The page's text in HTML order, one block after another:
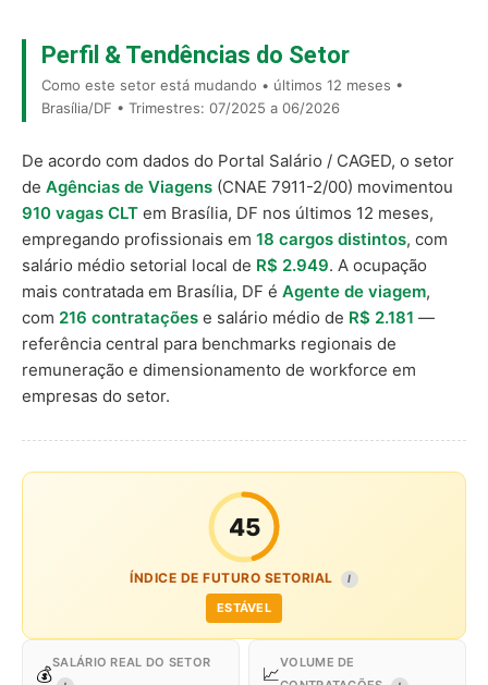
Perfil & Tendências do Setor
Como este setor está mudando • últimos 12 meses •
Brasília/DF • Trimestres: 07/2025 a 06/2026
De acordo com dados do Portal Salário / CAGED, o setor
de Agências de Viagens (CNAE 7911-2/00) movimentou
910 vagas CLT em Brasília, DF nos últimos 12 meses,
empregando profissionais em 18 cargos distintos, com
salário médio setorial local de R$ 2.949. A ocupação
mais contratada em Brasília, DF é Agente de viagem,
com 216 contratações e salário médio de R$ 2.181 —
referência central para benchmarks regionais de
remuneração e dimensionamento de workforce em
empresas do setor.
45
ÍNDICE DE FUTURO SETORIAL I
ESTÁVEL
💰
SALÁRIO REAL DO SETOR
📈
VOLUME DE